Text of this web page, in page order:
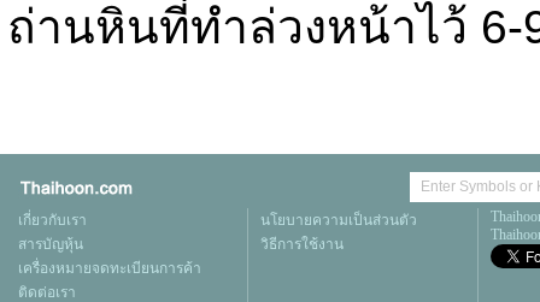
ถ่านหินที่ทำล่วงหน้าไว้ 6-
เกี่ยวกับเรา
สารบัญหุ้น
เครื่องหมายจดทะเบียนการค้า
ติดต่อเรา
นโยบายความเป็นส่วนตัว
วิธีการใช้งาน